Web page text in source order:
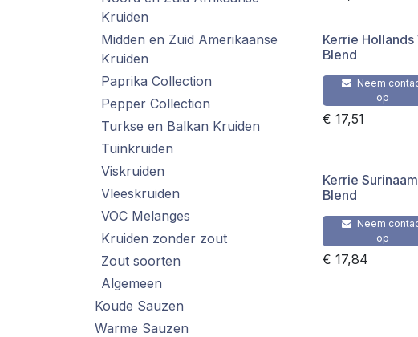
Kruiden
Midden en Zuid Amerikaanse
Kruiden
Paprika Collection
Pepper Collection
Turkse en Balkan Kruiden
Tuinkruiden
Viskruiden
Vleeskruiden
VOC Melanges
Kruiden zonder zout
Zout soorten
Algemeen
Koude Sauzen
Warme Sauzen
Kerrie Hollands
Blend
Neem
op
€ 17,51
Kerrie
Blend
Neem
op
€ 17,84